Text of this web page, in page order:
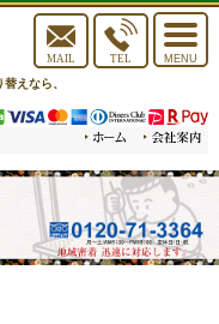
MAIL TEL
toggle
MENU
えなら、